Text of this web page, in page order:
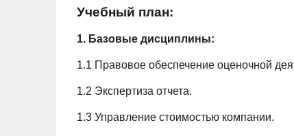
Учебный план:
1. Базовые дисциплины:
1.1 Правовое обеспечение оценочной
1.2 Экспертиза отчета.
1.3 Управление стоимостью компании.